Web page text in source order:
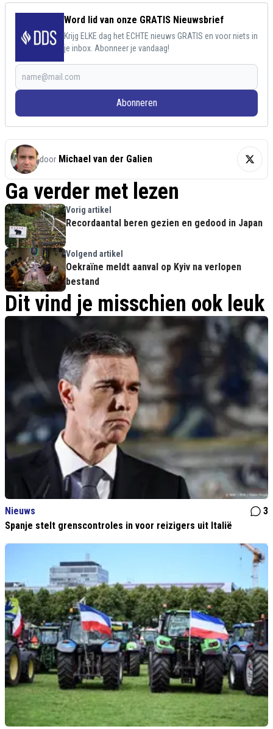
Word lid van onze GRATIS Nieuwsbrief
Krijg ELKE dag het ECHTE nieuws GRATIS en voor niets in
je inbox. Abonneer je vandaag!
Abonneren
door Michael van der Galien
Ga verder met lezen
Vorig artikel
Recordaantal beren gezien en gedood in Japan
Volgend artikel
Oekraïne meldt aanval op Kyiv na verlopen
bestand
Dit vind je misschien ook leuk
Nieuws
3
Spanje stelt grenscontroles in voor reizigers uit Italië